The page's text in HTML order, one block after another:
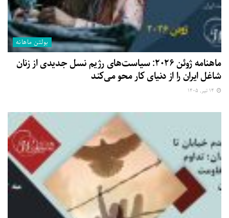
بولتن ماهانه
ماهنامه ژوئن ۲۰۲۶: سیاست‌های رژیم نسل جدیدی از زنان
شاغل ایران را از دنیای کار محو می‌کند